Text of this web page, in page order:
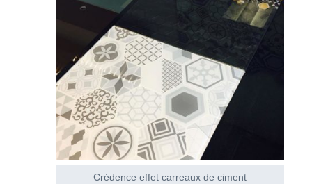
Crédence effet carreaux de ciment